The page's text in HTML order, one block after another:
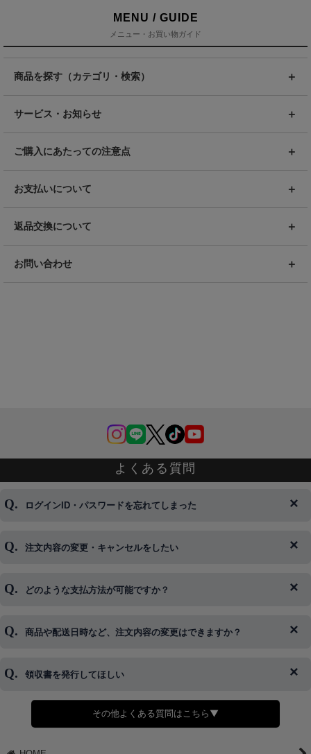
MENU / GUIDE
メニュー・お買い物ガイド
商品を探す（カテゴリ・検索）
サービス・お知らせ
ご購入にあたっての注意点
お支払いについて
返品交換について
お問い合わせ
よくある質問
ログインID・パスワードを忘れてしまった
◆下記ページより、ログインIDの変更が可能です。
注文内容の変更・キャンセルをしたい
◆即日発送を行なっている関係上、午後以降のご連絡やキャンセル
※発送後、発送準備が完了しお手続きが間に合わない場合は変更、
どのような支払方法が可能ですか？
◆代金引換・クレジットカード・携帯キャリア決済・おねだり決
商品や配送日時など、注文内容の変更はできますか？
◆商品発送前の変更は承っております。
さい。
領収書を発行してほしい
◆領収書はご希望頂いた場合のみ発行しております。
【これからご注文する場合】
その他よくある質問はこちら▼